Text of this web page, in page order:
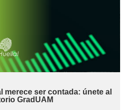
ser contada: únete al
GradUAM